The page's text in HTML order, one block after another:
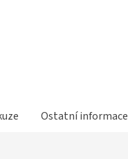
Ostatní informace